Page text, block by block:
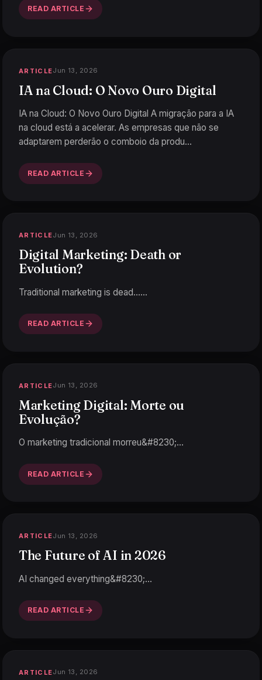
READ ARTICLE
ARTICLEJun 13, 2026
IA na Cloud: O Novo Ouro Digital
IA na Cloud: O Novo Ouro Digital A migração para a IA
na cloud está a acelerar. As empresas que não se
adaptarem perderão o comboio da produ…
READ ARTICLE
ARTICLEJun 13, 2026
Digital Marketing: Death or
Evolution?
Traditional marketing is dead……
READ ARTICLE
ARTICLEJun 13, 2026
Marketing Digital: Morte ou
Evolução?
O marketing tradicional morreu&#8230;…
READ ARTICLE
ARTICLEJun 13, 2026
The Future of AI in 2026
AI changed everything&#8230;…
READ ARTICLE
ARTICLEJun 13, 2026